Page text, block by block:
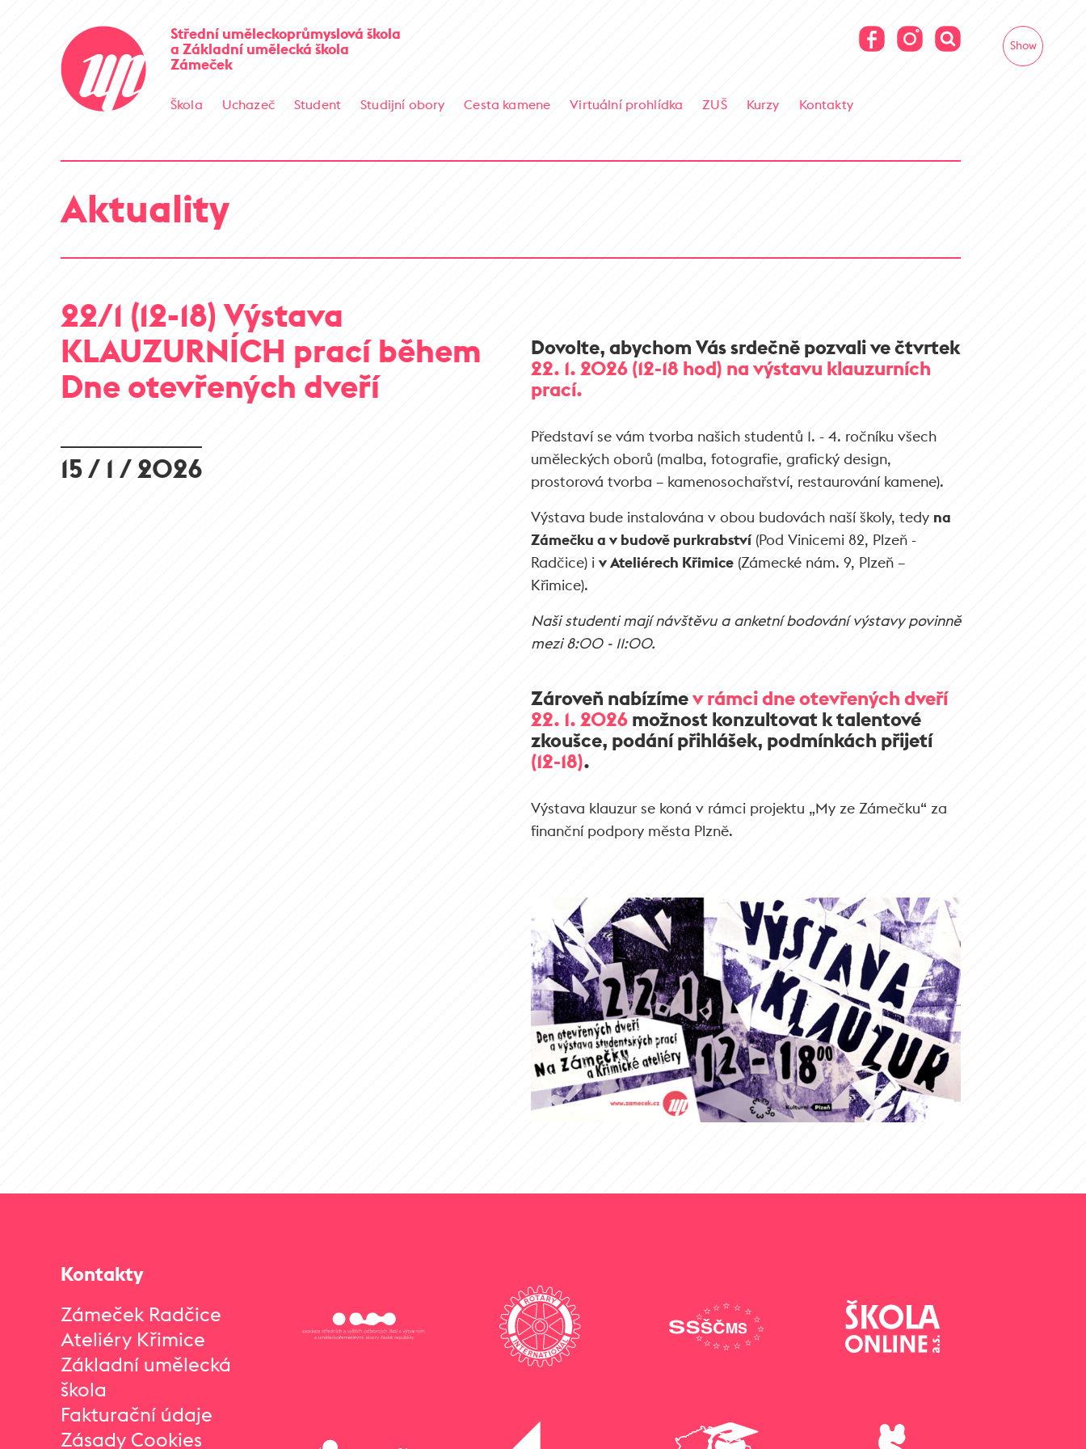
Střední uměleckoprůmyslová škola
a Základní umělecká škola
Zámeček
Škola Uchazeč Student Studijní obory Cesta kamene Virtuální prohlídka ZUŠ Kurzy Kontakty
Aktuality
22/1 (12-18) Výstava
KLAUZURNÍCH prací během
Dne otevřených dveří
15 / 1 / 2026
Dovolte, abychom Vás srdečně pozvalive čtvrtek
22. 1. 2026 (12-18 hod) na výstavu klauzurních
prací.
Představí se vám tvorba našich studentů 1. - 4. ročníku všech
uměleckých oborů (malba, fotografie, grafický design,
prostorová tvorba – kamenosochařství, restaurování kamene).
Výstava bude instalována v obou budovách naší školy, tedy na
Zámečku a v budově purkrabství(Pod Vinicemi 82, Plzeň -
Radčice) i v Ateliérech Křimice (Zámecké nám. 9, Plzeň –
Křimice).
Naši studenti mají návštěvu a anketní bodování výstavy povinně
mezi 8:00 - 11:00.
Zároveň nabízímev rámci dne otevřených dveří
22. 1. 2026 možnost konzultovat k talentové
zkoušce, podání přihlášek, podmínkách přijetí
(12-18).
Výstava klauzur se koná v rámci projektu „My ze Zámečku“ za
finanční podpory města Plzně.
Kontakty
Zámeček Radčice
Ateliéry Křimice
Základní umělecká
škola
Fakturační údaje
Zásady Cookies
Show